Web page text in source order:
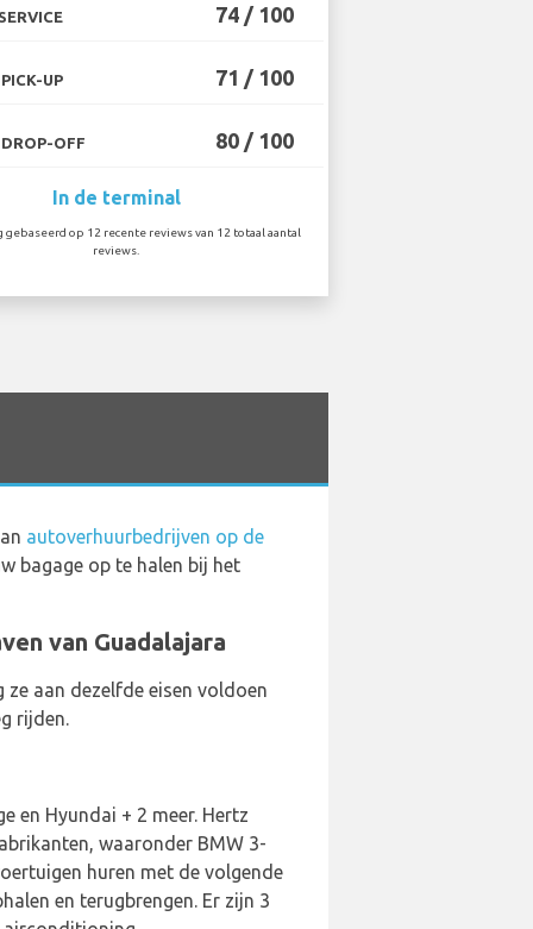
74 / 100
UP 71 / 100
OFF 80 / 100
In de terminal
gebaseerd op 12 recente reviews van 12 totaal aantal
reviews.
autoverhuurbedrijven op de
bagage op te halen bij het
van Guadalajara
aan dezelfde eisen voldoen
rijden.
en Hyundai + 2 meer. Hertz
waaronder BMW 3-
huren met de volgende
en terugbrengen. Er zijn 3